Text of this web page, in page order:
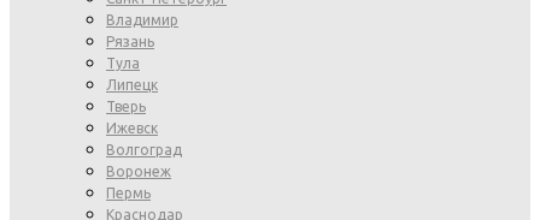
Владимир
Рязань
Тула
Липецк
Тверь
Ижевск
Волгоград
Воронеж
Пермь
Краснодар